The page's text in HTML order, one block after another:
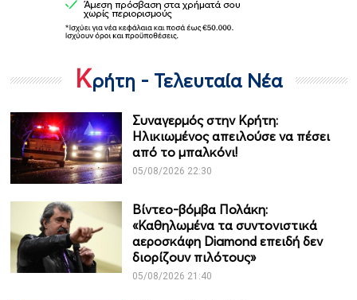
Κρήτη - Τελευταία Νέα
Συναγερμός στην Κρήτη:
Ηλικιωμένος απειλούσε να πέσει
από το μπαλκόνι!
05/08/2026 22:30
Βίντεο-βόμβα Πολάκη:
«Καθηλωμένα τα συντονιστικά
αεροσκάφη Diamond επειδή δεν
διορίζουν πιλότους»
05/08/2026 21:40